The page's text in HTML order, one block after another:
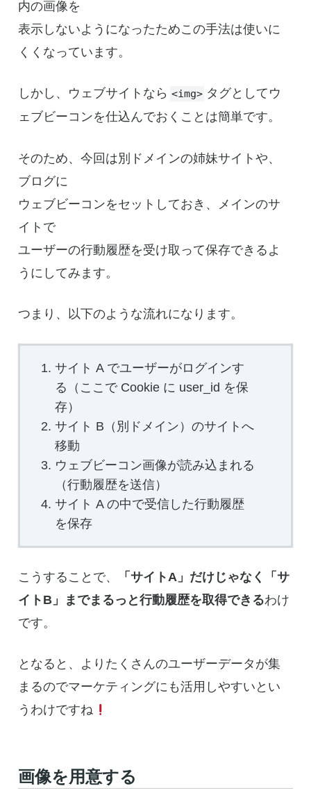
内の画像を
表示しないようになったためこの手法は使いに
くくなっています。
しかし、ウェブサイトなら <img> タグとしてウ
ェブビーコンを仕込んでおくことは簡単です。
そのため、今回は別ドメインの姉妹サイトや、
ブログに
ウェブビーコンをセットしておき、メインのサ
イトで
ユーザーの行動履歴を受け取って保存できるよ
うにしてみます。
つまり、以下のような流れになります。
サイト A でユーザーがログインす
る（ここで Cookie に user_id を保
存）
サイト B（別ドメイン）のサイトへ
移動
ウェブビーコン画像が読み込まれる
（行動履歴を送信）
サイト A の中で受信した行動履歴
を保存
こうすることで、
「サイトA」だけじゃなく「サ
イトB」までまるっと行動履歴を取得できるわけ
です。
となると、よりたくさんのユーザーデータが集
まるのでマーケティングにも活用しやすいとい
うわけですね
画像を用意する